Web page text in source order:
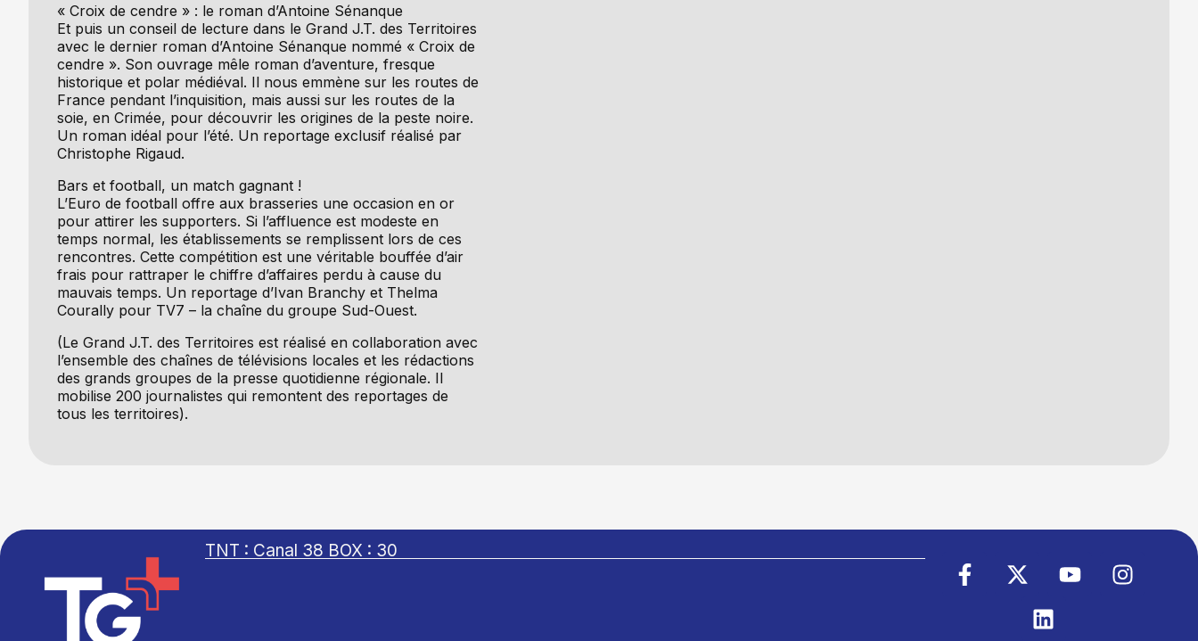
« Croix de cendre » : le roman d’Antoine Sénanque
Et puis un conseil de lecture dans le Grand J.T. des Territoires
avec le dernier roman d’Antoine Sénanque nommé « Croix de
cendre ». Son ouvrage mêle roman d’aventure, fresque
historique et polar médiéval. Il nous emmène sur les routes de
France pendant l’inquisition, mais aussi sur les routes de la
soie, en Crimée, pour découvrir les origines de la peste noire.
Un roman idéal pour l’été. Un reportage exclusif réalisé par
Christophe Rigaud.
Bars et football, un match gagnant !
L’Euro de football offre aux brasseries une occasion en or
pour attirer les supporters. Si l’affluence est modeste en
temps normal, les établissements se remplissent lors de ces
rencontres. Cette compétition est une véritable bouffée d’air
frais pour rattraper le chiffre d’affaires perdu à cause du
mauvais temps. Un reportage d’Ivan Branchy et Thelma
Courally pour TV7 – la chaîne du groupe Sud-Ouest.
(Le Grand J.T. des Territoires est réalisé en collaboration avec
l’ensemble des chaînes de télévisions locales et les rédactions
des grands groupes de la presse quotidienne régionale. Il
mobilise 200 journalistes qui remontent des reportages de
tous les territoires).
TNT : Canal 38 BOX : 30